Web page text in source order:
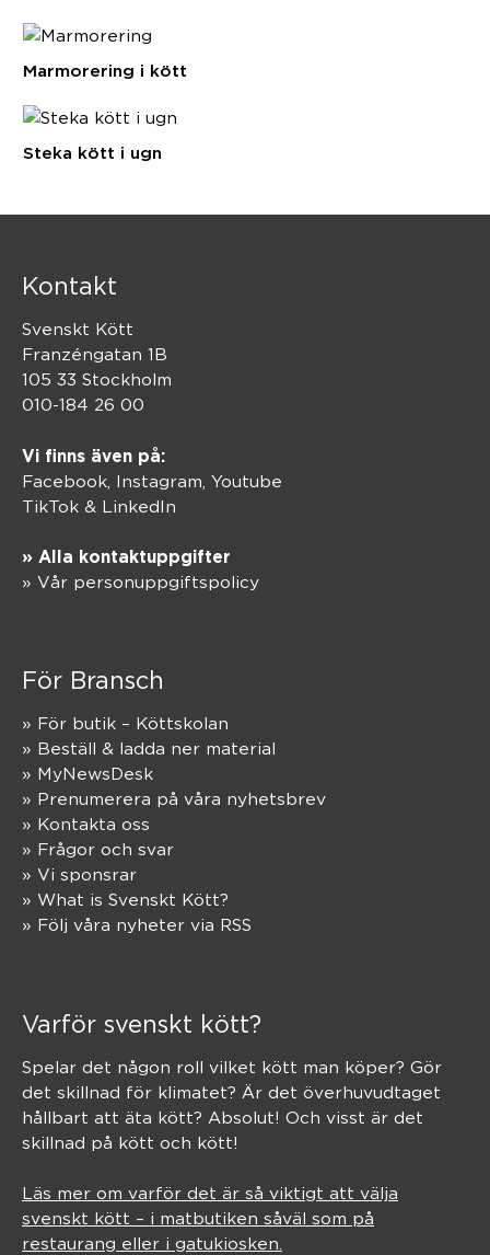
Marmorering i kött
Steka kött i ugn
Kontakt
Svenskt Kött
Franzéngatan 1B
105 33 Stockholm
010-184 26 00
Vi finns även på:
Facebook, Instagram Youtube
TikTok & LinkedIn
» Alla kontaktuppgifter
» Vår personuppgiftspolicy
För Bransch
» För butik – Köttskolan
» Beställ & ladda ner material
» MyNewsDesk
» Prenumerera på våra nyhetsbrev
» Kontakta oss
» Frågor och svar
» Vi sponsrar
» What is Svenskt Kött?
» Följ våra nyheter via RSS
Varför svenskt kött?
Spelar det någon roll vilket kött man köper? Gör
det skillnad för klimatet? Är det överhuvudtaget
hållbart att äta kött? Absolut! Och visst är det
skillnad på kött och kött!
Läs mer om varför det är så viktigt att välja
svenskt kött – i matbutiken såväl som på
restaurang eller i gatukiosken.